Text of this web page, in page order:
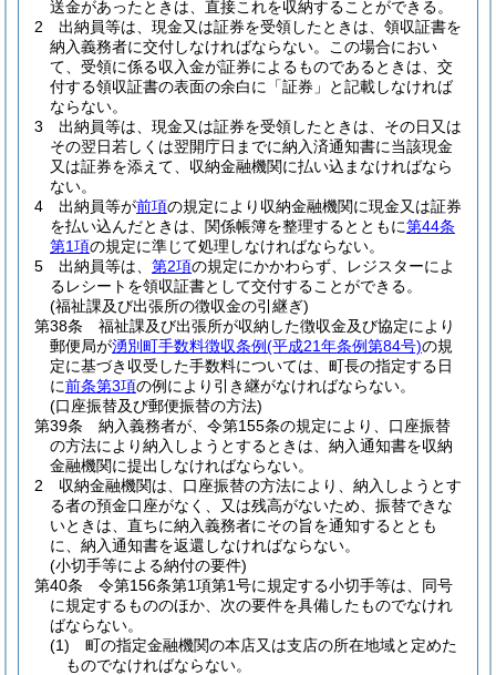
送金があったときは、直接これを収納することができる。
2
出納員等は、現金又は証券を受領したときは、領収証書を
納入義務者に交付しなければならない。
この場合におい
て、受領に係る収入金が証券によるものであるときは、交
付する領収証書の表面の余白に「証券」と記載しなければ
ならない。
3
出納員等は、現金又は証券を受領したときは、その日又は
その翌日若しくは翌開庁日までに納入済通知書に当該現金
又は証券を添えて、収納金融機関に払い込まなければなら
ない。
4
出納員等が前項の規定により収納金融機関に現金又は証券
を払い込んだときは、関係帳簿を整理するとともに第44条
第1項の規定に準じて処理しなければならない。
5
出納員等は、 第2項の規定にかかわらず、レジスターによ
るレシートを領収証書として交付することができる。
(福祉課及び出張所の徴収金の引継ぎ)
第38条
福祉課及び出張所が収納した徴収金及び協定により
郵便局が湧別町手数料徴収条例(平成21年条例第84号)の規
定に基づき収受した手数料については、町長の指定する日
に前条第3項の例により引き継がなければならない。
(口座振替及び郵便振替の方法)
第39条
納入義務者が、令第155条の規定により、口座振替
の方法により納入しようとするときは、納入通知書を収納
金融機関に提出しなければならない。
2
収納金融機関は、口座振替の方法により、納入しようとす
る者の預金口座がなく、又は残高がないため、振替できな
いときは、直ちに納入義務者にその旨を通知するととも
に、納入通知書を返還しなければならない。
(小切手等による納付の要件)
第40条
令第156条第1項第1号に規定する小切手等は、同号
に規定するもののほか、次の要件を具備したものでなけれ
ばならない。
(1)
町の指定金融機関の本店又は支店の所在地域と定めた
ものでなければならない。